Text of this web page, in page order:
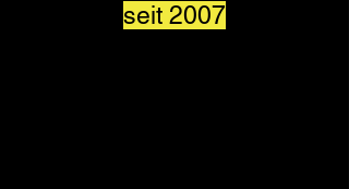
seit 2007